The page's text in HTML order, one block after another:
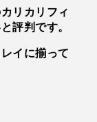
リカリフィ
評判です。
イに揃って